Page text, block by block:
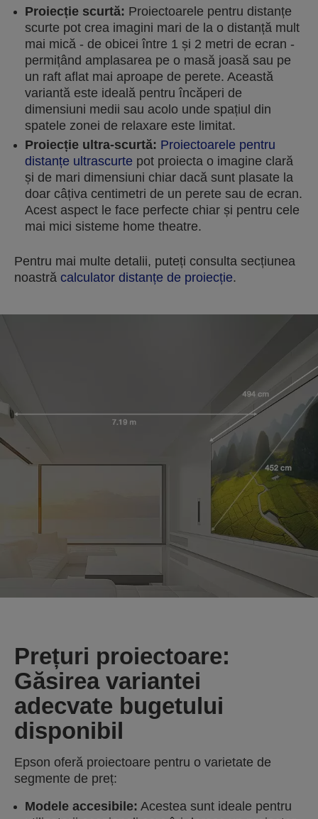
Proiecție scurtă: Proiectoarele pentru distanțe
scurte pot crea imagini mari de la o distanță mult
mai mică - de obicei între 1 și 2 metri de ecran -
permițând amplasarea pe o masă joasă sau pe
un raft aflat mai aproape de perete. Această
variantă este ideală pentru încăperi de
dimensiuni medii sau acolo unde spațiul din
spatele zonei de relaxare este limitat.
Proiecție ultra-scurtă: Proiectoarele pentru
distanțe ultrascurte pot proiecta o imagine clară
și de mari dimensiuni chiar dacă sunt plasate la
doar câțiva centimetri de un perete sau de ecran.
Acest aspect le face perfecte chiar și pentru cele
mai mici sisteme home theatre.
Pentru mai multe detalii, puteți consulta secțiunea
noastră calculator distanțe de proiecție.
Prețuri proiectoare:
Găsirea variantei
adecvate bugetului
disponibil
Epson oferă proiectoare pentru o varietate de
segmente de preț:
Modele accesibile: Acestea sunt ideale pentru